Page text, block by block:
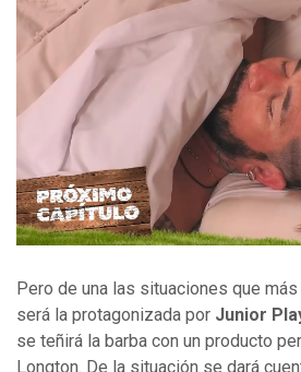
Pero de una las situaciones que
será la protagonizada por Junior
se teñirá la barba con un producto
Longton. De la situación se dará